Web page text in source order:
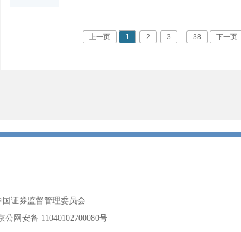
上一页 1 2 3 ... 38 下一页
证券监督管理委员会
公网安备 11040102700080号